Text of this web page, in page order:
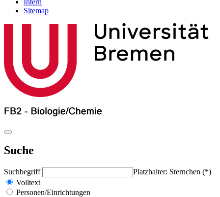
Intern
Sitemap
Suche
Suchbegriff
Platzhalter: Sternchen (*)
Volltext
Personen/Einrichtungen